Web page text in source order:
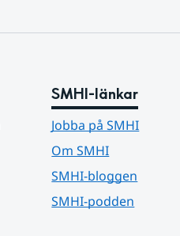
SMHI-länkar
Jobba på SMHI
Om SMHI
SMHI-bloggen
SMHI-podden